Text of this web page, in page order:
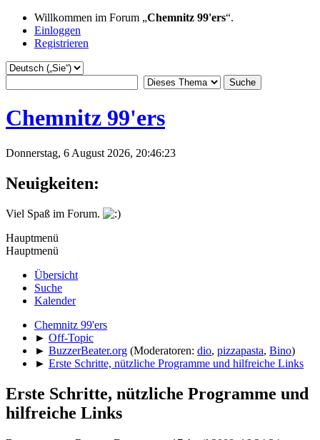
Willkommen im Forum „Chemnitz 99'ers“.
Einloggen
Registrieren
Chemnitz 99'ers
Donnerstag, 6 August 2026, 20:46:23
Neuigkeiten:
Viel Spaß im Forum.
Hauptmenü
Hauptmenü
Übersicht
Suche
Kalender
Chemnitz 99'ers
► Off-Topic
► BuzzerBeater.org (Moderatoren: dio, pizzapasta, Bino)
► Erste Schritte, nützliche Programme und hilfreiche Links
Erste Schritte, nützliche Programme und
hilfreiche Links